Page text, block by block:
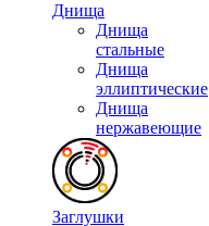
Днища
Днища
стальные
Днища
эллиптические
Днища
нержавеющие
Заглушки